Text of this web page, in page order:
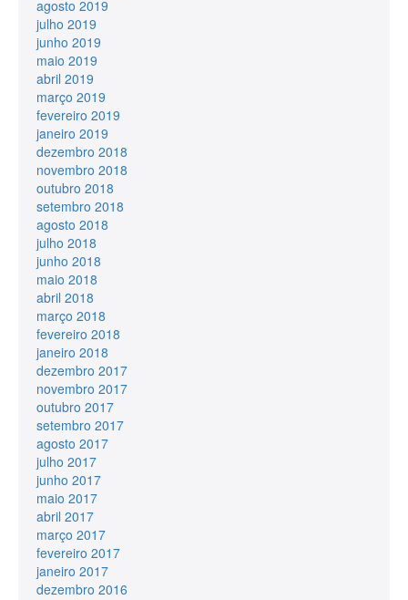
agosto 2019
julho 2019
junho 2019
maio 2019
abril 2019
março 2019
fevereiro 2019
janeiro 2019
dezembro 2018
novembro 2018
outubro 2018
setembro 2018
agosto 2018
julho 2018
junho 2018
maio 2018
abril 2018
março 2018
fevereiro 2018
janeiro 2018
dezembro 2017
novembro 2017
outubro 2017
setembro 2017
agosto 2017
julho 2017
junho 2017
maio 2017
abril 2017
março 2017
fevereiro 2017
janeiro 2017
dezembro 2016